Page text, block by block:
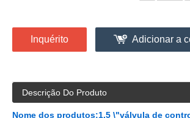
Inquérito Adicionar a
Descrição Do Produto
Nome dos produtos:1,5 \"válvula de